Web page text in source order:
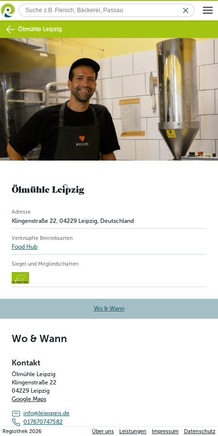
Ölmühle Leipzig
Ölmühle Leipzig
Betriebsinformation
Adresse
Klingenstraße 22, 04229 Leipzig, Deutschland
Verknüpfte Betriebsarten
Food Hub
Siegel und Mitgliedschaften
DE-ÖKO-060
Wo & Wann
Wo & Wann
Kontakt
Ölmühle Leipzig
Klingenstraße 22
04229 Leipzig
Google Maps
info@leipspeis.de
017670747582
Regiothek2026 Über uns Leistungen Impressum Datenschutz